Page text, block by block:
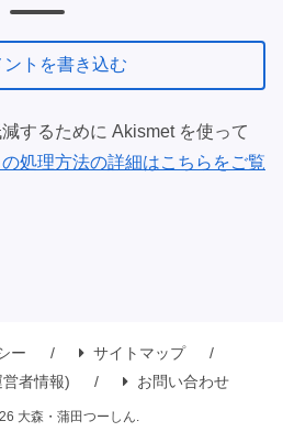
ントを書き込む
するために Akismet を使って
処理方法の詳細はこちらをご覧
ー
サイトマップ
者情報)
お問い合わせ
大森・蒲田つーしん.